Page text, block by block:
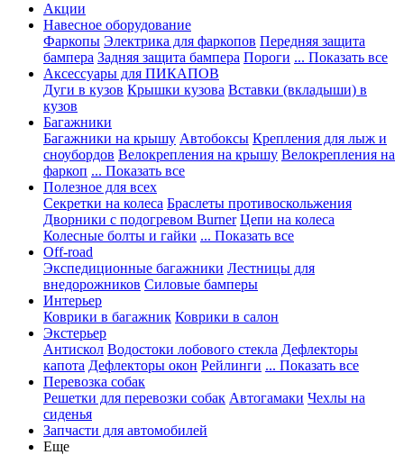
Акции
Навесное оборудование
Фаркопы Электрика для фаркопов Передняя защита
бампера Задняя защита бампера Пороги ... Показать все
Аксессуары для ПИКАПОВ
Дуги в кузов Крышки кузова Вставки (вкладыши) в
кузов
Багажники
Багажники на крышу Автобоксы Крепления для лыж и
сноубордов Велокрепления на крышу Велокрепления на
фаркоп ... Показать все
Полезное для всех
Секретки на колеса Браслеты противоскольжения
Дворники с подогревом Burner Цепи на колеса
Колесные болты и гайки ... Показать все
Off-road
Экспедиционные багажники Лестницы для
внедорожников Силовые бамперы
Интерьер
Коврики в багажник Коврики в салон
Экстерьер
Антискол Водостоки лобового стекла Дефлекторы
капота Дефлекторы окон Рейлинги ... Показать все
Перевозка собак
Решетки для перевозки собак Автогамаки Чехлы на
сиденья
Запчасти для автомобилей
Еще